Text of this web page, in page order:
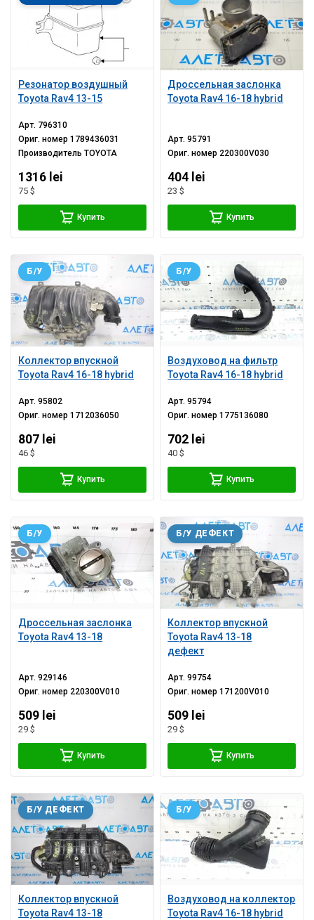
Резонатор воздушный
Toyota Rav4 13-15
Арт. 796310
Ориг. номер1789436031
ПроизводительTOYOTA
1316 lei
75 $
Купить
Дроссельная заслонка
Toyota Rav4 16-18 hybrid
Арт.95791
Ориг. номер 220300V030
404 lei
23 $
Купить
Коллектор впускной
Toyota Rav4 16-18 hybrid
Б/У
Арт.95802
Ориг. номер1712036050
807 lei
46 $
Купить
Воздуховод на фильтр
Toyota Rav4 16-18 hybrid
Б/У
Арт.95794
Ориг. номер1775136080
702 lei
40 $
Купить
Дроссельная заслонка
Toyota Rav4 13-18
Б/У
Арт.929146
Ориг. номер 220300V010
509 lei
29 $
Купить
Коллектор впускной
Toyota Rav4 13-18
дефект
Б/У ДЕФЕКТ
Арт.99754
Ориг. номер171200V010
509 lei
29 $
Купить
Коллектор впускной
Toyota Rav4 13-18
Б/У ДЕФЕКТ
Воздуховод на коллектор
Toyota Rav4 16-18 hybrid
Б/У